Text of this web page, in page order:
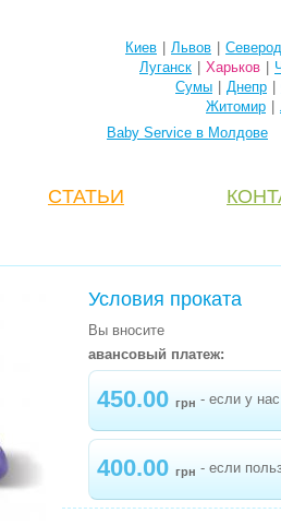
Киев Львов
Луганск
Харьков
Сумы
Днепр
Житомир
Baby Service в Молдове
CТАТЬИ
Условия проката
Вы вносите
авансовый платеж:
450.00 грн - если у
400.00 грн - если